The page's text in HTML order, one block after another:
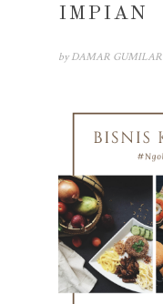
IMPIAN
by DAMAR GUMILAR